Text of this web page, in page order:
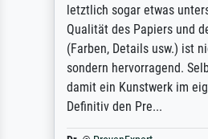
letztlich sogar etwas
Qualität des Papiers und
(Farben, Details usw.) ist
sondern hervorragend.
damit ein Kunstwerk im
Definitiv den Pre...